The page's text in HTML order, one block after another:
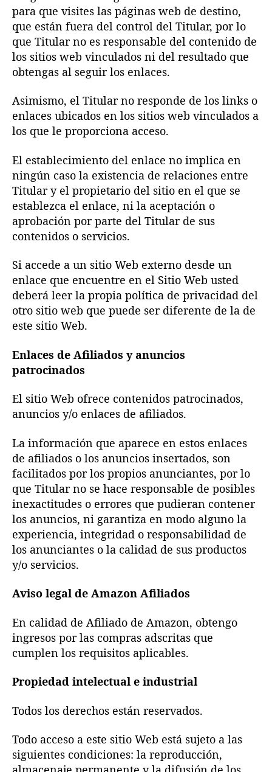
para que visites las páginas web de destino,
que están fuera del control del Titular, por lo
que Titular no es responsable del contenido de
los sitios web vinculados ni del resultado que
obtengas al seguir los enlaces.
Asimismo, el Titular no responde de los links o
enlaces ubicados en los sitios web vinculados a
los que le proporciona acceso.
El establecimiento del enlace no implica en
ningún caso la existencia de relaciones entre
Titular y el propietario del sitio en el que se
establezca el enlace, ni la aceptación o
aprobación por parte del Titular de sus
contenidos o servicios.
Si accede a un sitio Web externo desde un
enlace que encuentre en el Sitio Web usted
deberá leer la propia política de privacidad del
otro sitio web que puede ser diferente de la de
este sitio Web.
Enlaces de Afiliados y anuncios
patrocinados
El sitio Web ofrece contenidos patrocinados,
anuncios y/o enlaces de afiliados.
La información que aparece en estos enlaces
de afiliados o los anuncios insertados, son
facilitados por los propios anunciantes, por lo
que Titular no se hace responsable de posibles
inexactitudes o errores que pudieran contener
los anuncios, ni garantiza en modo alguno la
experiencia, integridad o responsabilidad de
los anunciantes o la calidad de sus productos
y/o servicios.
Aviso legal de Amazon Afiliados
En calidad de Afiliado de Amazon, obtengo
ingresos por las compras adscritas que
cumplen los requisitos aplicables.
Propiedad intelectual e industrial
Todos los derechos están reservados.
Todo acceso a este sitio Web está sujeto a las
siguientes condiciones: la reproducción,